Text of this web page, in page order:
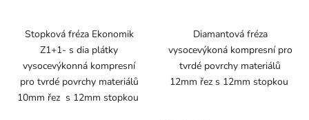
Stopková fréza Ekonomik
Z1+1- s dia plátky
vysocevýkonná kompresní
pro tvrdé povrchy materiálů
10mm řez s 12mm stopkou
Diamantová fréza
vysocevýkoná kompresní pro
tvrdé povrchy materiálů
12mm řez s 12mm stopkou